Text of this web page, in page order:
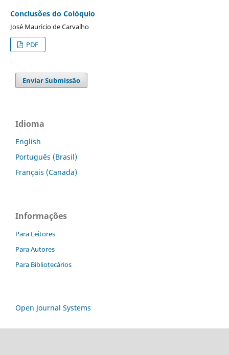
Conclusões do Colóquio
José Mauricio de Carvalho
PDF
Enviar Submissão
Idioma
English
Português (Brasil)
Français (Canada)
Informações
Para Leitores
Para Autores
Para Bibliotecários
Open Journal Systems